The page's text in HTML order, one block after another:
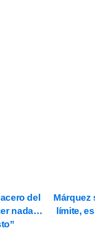
Márquez
límite,
del
nada…